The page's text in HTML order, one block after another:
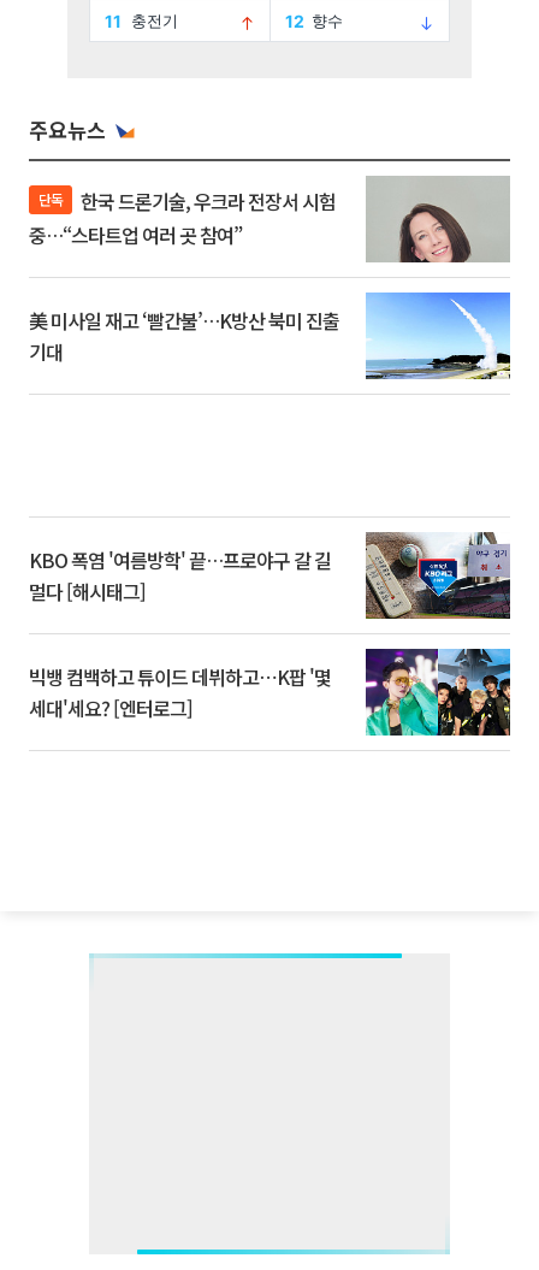
주요뉴스
단독
중…“스타트업 여러 곳 참여”
美 미사일 재고 ‘빨간불’…K방산 북미 진출
기대
KBO 폭염 '여름방학' 끝…프로야구 갈 길
멀다 [해시태그]
빅뱅 컴백하고 튜이드 데뷔하고⋯K팝 '몇
세대'세요? [엔터로그]